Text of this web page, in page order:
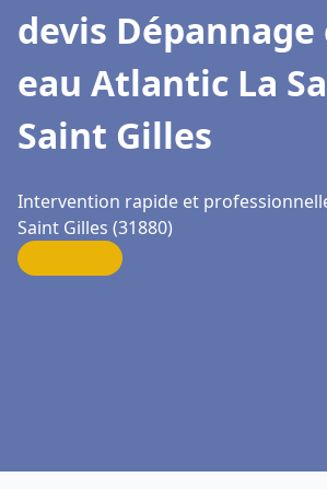
devis
eau Atlantic La
Saint Gilles
Intervention rapide et
Saint Gilles (31880)